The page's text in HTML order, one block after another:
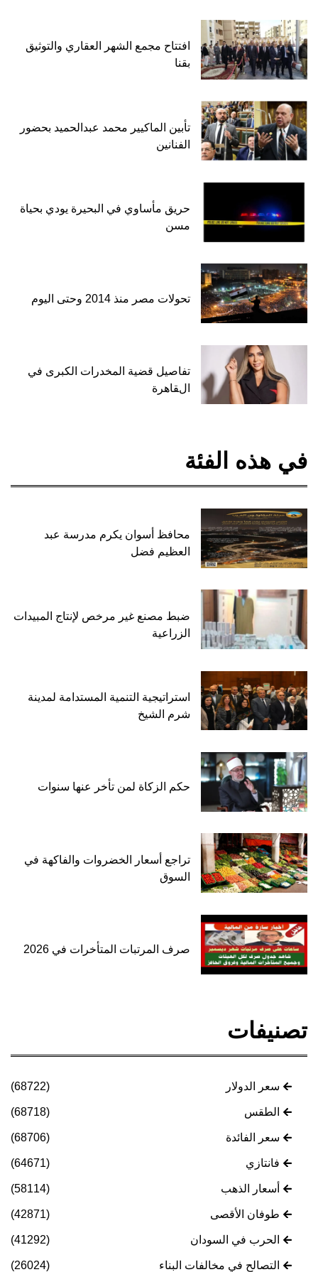
افتتاح مجمع الشهر العقاري والتوثيق
بقنا
تأبين الماكيير محمد عبدالحميد بحضور
الفنانين
حريق مأساوي في البحيرة يودي بحياة
مسن
تحولات مصر منذ 2014 وحتى اليوم
تفاصيل قضية المخدرات الكبرى في
القاهرة
في هذه الفئة
محافظ أسوان يكرم مدرسة عبد
العظيم فضل
ضبط مصنع غير مرخص لإنتاج المبيدات
الزراعية
استراتيجية التنمية المستدامة لمدينة
شرم الشيخ
حكم الزكاة لمن تأخر عنها سنوات
تراجع أسعار الخضروات والفاكهة في
السوق
صرف المرتبات المتأخرات في 2026
تصنيفات
سعر الدولار (68722)
الطقس (68718)
سعر الفائدة (68706)
فانتازي (64671)
أسعار الذهب (58114)
طوفان الأقصى (42871)
الحرب في السودان (41292)
التصالح في مخالفات البناء (26024)